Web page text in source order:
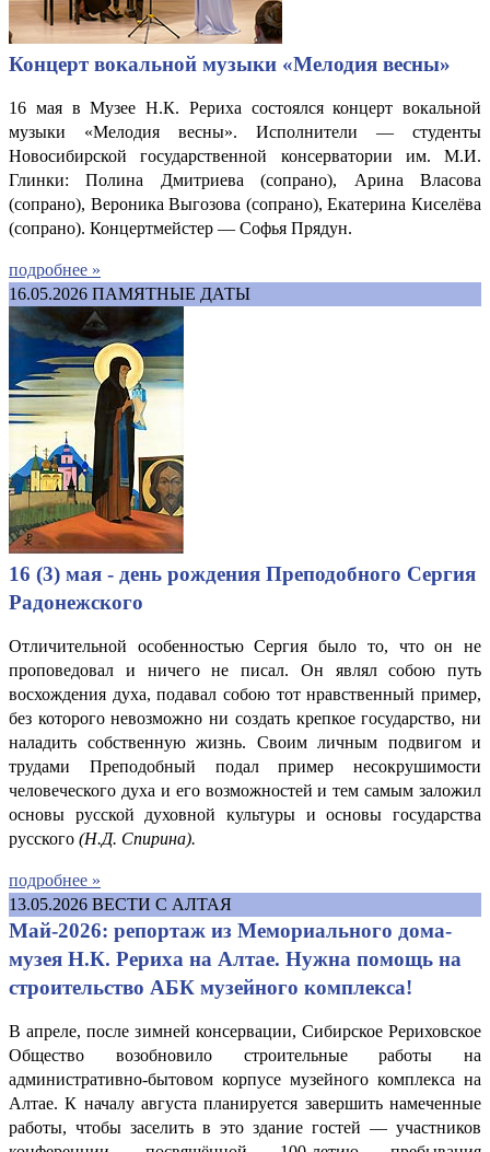
Концерт вокальной музыки «Мелодия весны»
16 мая в Музее Н.К. Рериха состоялся концерт вокальной
музыки «Мелодия весны». Исполнители — студенты
Новосибирской государственной консерватории им. М.И.
Глинки: Полина Дмитриева (сопрано), Арина Власова
(сопрано), Вероника Выгозова (сопрано), Екатерина Киселёва
(сопрано). Концертмейстер — Софья Прядун.
подробнее »
16.05.2026 ПАМЯТНЫЕ ДАТЫ
16 (3) мая - день рождения Преподобного Сергия
Радонежского
Отличительной особенностью Сергия было то, что он не
проповедовал и ничего не писал. Он являл собою путь
восхождения духа, подавал собою тот нравственный пример,
без которого невозможно ни создать крепкое государство, ни
наладить собственную жизнь. Своим личным подвигом и
трудами Преподобный подал пример несокрушимости
человеческого духа и его возможностей и тем самым заложил
основы русской духовной культуры и основы государства
русского (Н.Д. Спирина).
подробнее »
13.05.2026 ВЕСТИ С АЛТАЯ
Май-2026: репортаж из Мемориального дома-
музея Н.К. Рериха на Алтае. Нужна помощь на
строительство АБК музейного комплекса!
В апреле, после зимней консервации, Сибирское Рериховское
Общество возобновило строительные работы на
административно-бытовом корпусе музейного комплекса на
Алтае. К началу августа планируется завершить намеченные
работы, чтобы заселить в это здание гостей — участников